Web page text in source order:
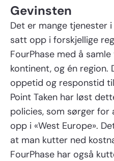
Gevinsten
Det er mange tjenester
satt opp i forskjellige
FourPhase med å
kontinent, og én
oppetid og responstid
Point Taken har løst
policies, som sørger
opp i «West Europe».
at man kutter ned
FourPhase har også